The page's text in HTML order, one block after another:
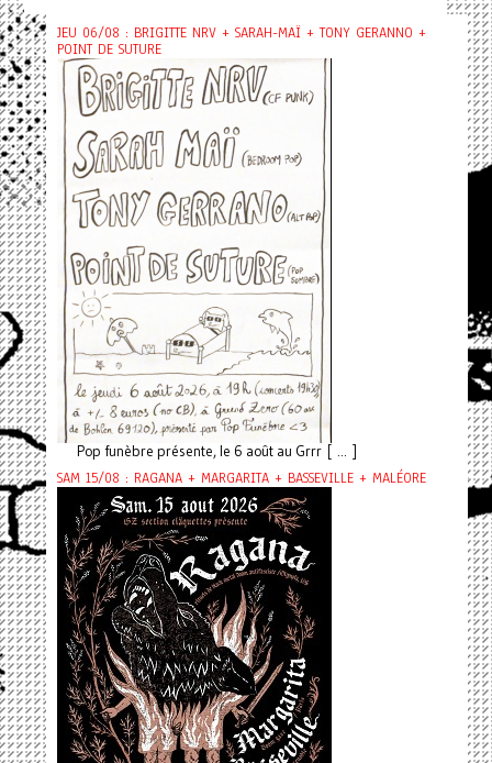
JEU 06/08 : BRIGITTE NRV + SARAH-MAÏ + TONY GERANNO +
POINT DE SUTURE
Pop funèbre présente, le 6 août au Grrr [ ... ]
SAM 15/08 : RAGANA + MARGARITA + BASSEVILLE + MALÉORE